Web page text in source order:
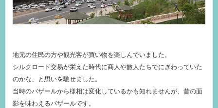
地元の住民の方や観光客が買い物を楽しんでいました。
シルクロード交易が栄えた時代に商人や旅人たちでにぎわっていた
のかな、と思いを馳せました。
当時のバザールから様相は変化しているかも知れませんが、昔の面
影を味わえるバザールです。